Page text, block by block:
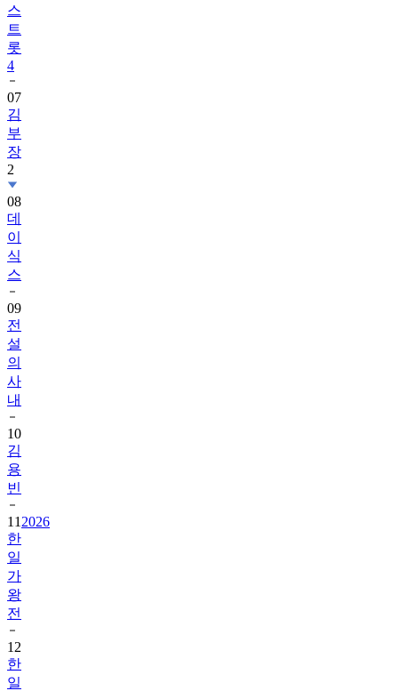
스
트
롯
4
07
김
부
장
2
08
데
이
식
스
09
전
설
의
사
내
10
김
용
빈
11 2026
한
일
가
왕
전
12
한
일